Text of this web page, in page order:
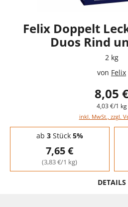
Felix Doppelt
Duos Rind
2 kg
von Felix
8,05
4,03 €/1 kg
inkl. MwSt., zzgl.
Staffelpreise - Mengenrabatt
ab 3Stück 5%
7,65 €
(3,83 €/1 kg)
DETAILS